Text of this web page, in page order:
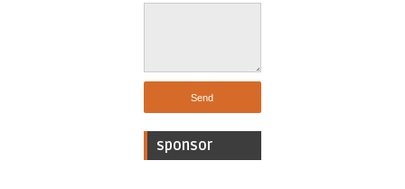
sponsor